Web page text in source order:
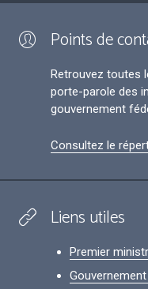
Points de
Retrouvez toutes
porte-parole des
gouvernement
Consultez le
Liens utiles
Premier